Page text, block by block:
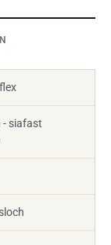
- siafast